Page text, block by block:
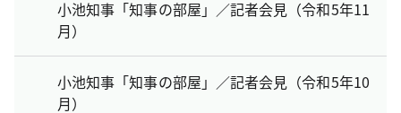
小池知事「知事の部屋」／記者会見（令和5年11
月）
小池知事「知事の部屋」／記者会見（令和5年10
月）